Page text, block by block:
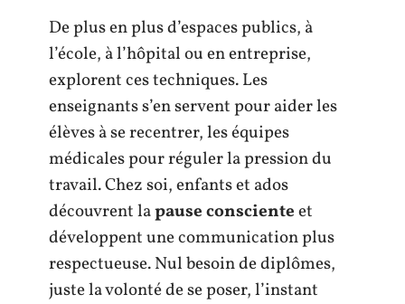
De plus en plus d’espaces publics, à
l’école, à l’hôpital ou en entreprise,
explorent ces techniques. Les
enseignants s’en servent pour aider les
élèves à se recentrer, les équipes
médicales pour réguler la pression du
travail. Chez soi, enfants et ados
découvrent lapause conscienteet
développent une communication plus
respectueuse. Nul besoin de diplômes,
juste la volonté de se poser, l’instant